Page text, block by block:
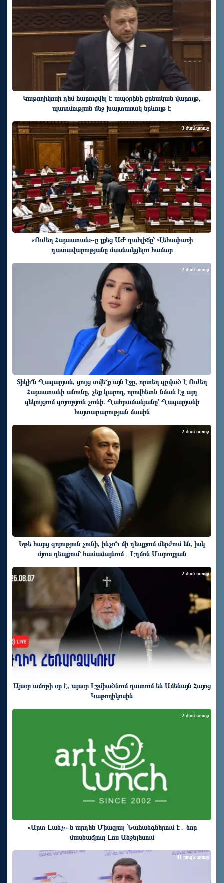
Կաթողիկոսի դեմ հարուցվել է ապօրինի քրեական վարույթ,
պատմության մեջ խայտառակ երևույթ է
«Ուժեղ Հայաստան»-ը լքեց ԱԺ դահլիճը՝ Վեհափառի
դատավարությանը մասնակցելու համար
3 ժամ առաջ
Տիկի՜ն Ղազարյան, ցույց տվե՜ք այն էջը, որտեղ գրված է Ուժեղ
Հայաստանի անունը, չեք կարող, որովհետև նման էջ այդ
զեկույցում գոյություն չունի. Ղահրամանյանը՝ Ղազարյանի
հայտարարության մասին
2 ժամ առաջ
Եթե հարց գոյություն չունի, ինչո՞ւ մի դեպքում մերժում են, իսկ
մյուս դեպքում՝ համաձայնում․ Էդմոն Մարուքյան
2 ժամ առաջ
Այսօր ամոթի օր է, այսօր Էջմիածնում դատում են Ամենայն Հայոց
Կաթողիկոսին
2 ժամ առաջ
«Արտ Լանչ»-ն արդեն Միացյալ Նահանգներում է․ նոր
մասնաճյուղ Լոս Անջելեսում
2 ժամ առաջ
41 րոպե առաջ